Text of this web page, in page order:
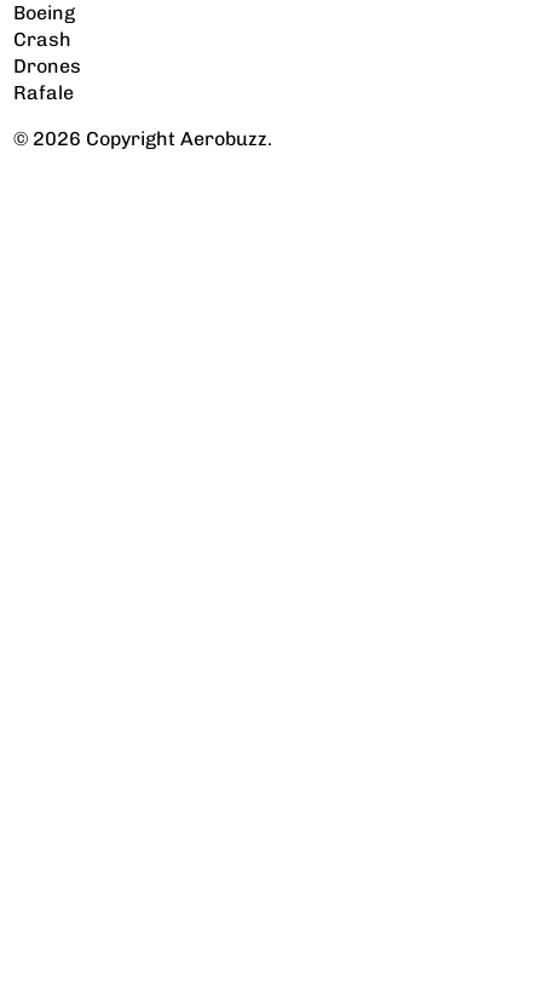
Boeing
Crash
Drones
Rafale
© 2026 Copyright Aerobuzz.